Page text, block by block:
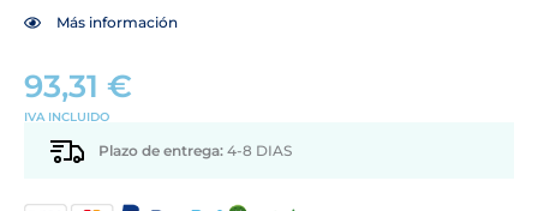
Más información
93,31 €
IVA INCLUIDO
Plazo de entrega: 4-8 DIAS